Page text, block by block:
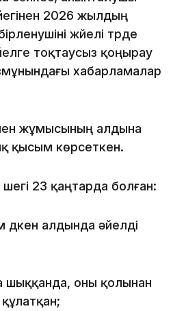
2026 жылдың
жүйелі түрде
тоқтаусыз қоңырау
хабарламалар
жұмысының алдына
қысым көрсеткен.
23 қаңтарда болған:
дүкен алдында әйелді
шыққанда, оны қолынан